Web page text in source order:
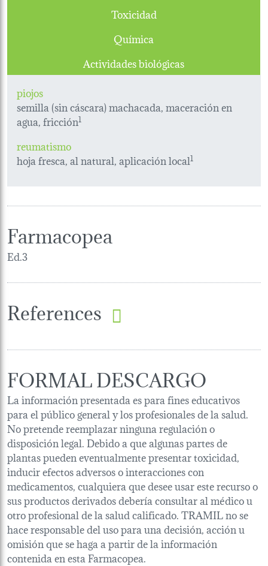
Toxicidad
Química
Actividades biológicas
piojos
semilla (sin cáscara) machacada, maceración en
agua, fricción1
reumatismo
hoja fresca, al natural, aplicación local1
Farmacopea
Ed.3
References
FORMAL DESCARGO
La información presentada es para fines educativos
para el público general y los profesionales de la salud.
No pretende reemplazar ninguna regulación o
disposición legal. Debido a que algunas partes de
plantas pueden eventualmente presentar toxicidad,
inducir efectos adversos o interacciones con
medicamentos, cualquiera que desee usar este recurso o
sus productos derivados debería consultar al médico u
otro profesional de la salud calificado. TRAMIL no se
hace responsable del uso para una decisión, acción u
omisión que se haga a partir de la información
contenida en esta Farmacopea.